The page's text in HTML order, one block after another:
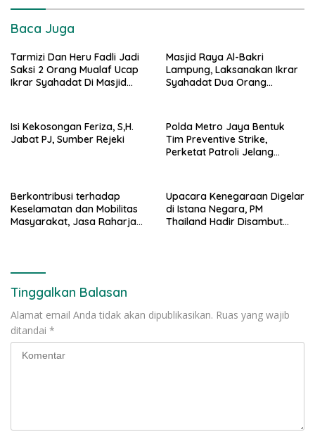
Baca Juga
Tarmizi Dan Heru Fadli Jadi
Saksi 2 Orang Mualaf Ucap
Ikrar Syahadat Di Masjid
Masjid Raya Al-Bakri
Lampung, Laksanakan Ikrar
Syahadat Dua Orang
Isi Kekosongan Feriza, S,H.
Jabat PJ, Sumber Rejeki
Polda Metro Jaya Bentuk
Tim Preventive Strike,
Perketat Patroli Jelang
Berkontribusi terhadap
Keselamatan dan Mobilitas
Masyarakat, Jasa Raharja
Upacara Kenegaraan Digelar
di Istana Negara, PM
Thailand Hadir Disambut
Tinggalkan Balasan
Alamat email Anda tidak akan dipublikasikan. Ruas yang wajib
ditandai *